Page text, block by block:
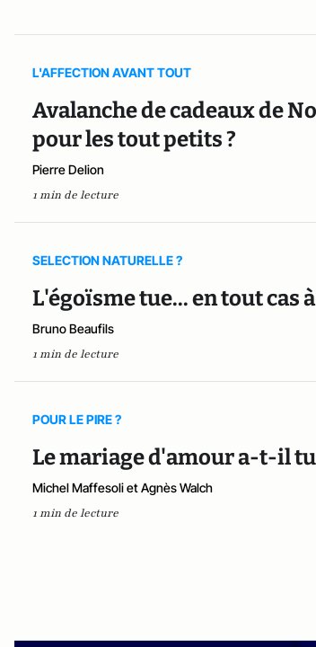
L'AFFECTION AVANT TOUT
Avalanche de cadeaux de
pour les tout petits ?
Pierre Delion
1 min de lecture
SELECTION NATURELLE ?
L'égoïsme tue... en tout cas
Bruno Beaufils
1 min de lecture
POUR LE PIRE ?
Le mariage d'amour a-t-il
Michel Maffesoli et Agnès Walch
1 min de lecture